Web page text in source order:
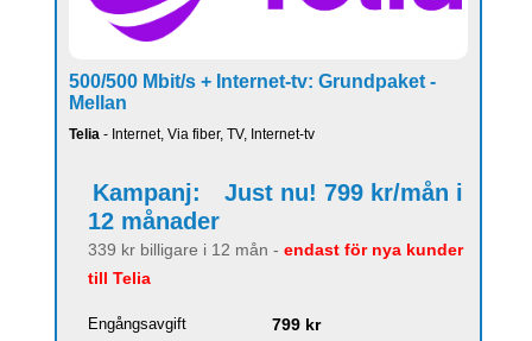
500/500 Mbit/s + Internet-tv: Grundpaket -
Mellan
Telia - Internet, Via fiber, TV, Internet-tv
Kampanj:
Just nu! 799 kr/mån i
12 månader
339 kr billigare i 12 mån - endast för nya kunder
till Telia
Engångsavgift 799 kr